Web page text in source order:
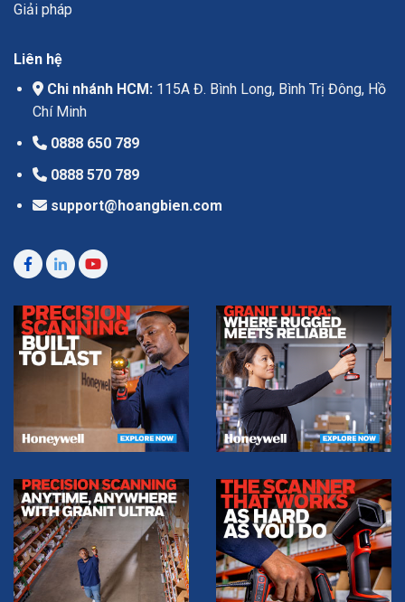
Giải pháp
Liên hệ
Chi nhánh HCM:115A Đ. Bình Long, Bình Trị Đông, Hồ
Chí Minh
0888 650 789
0888 570 789
support@hoangbien.com